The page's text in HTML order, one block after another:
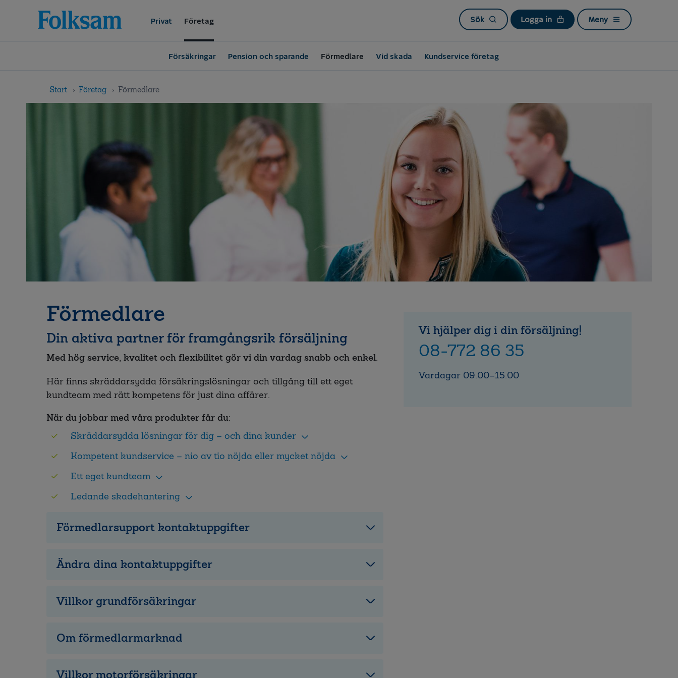
navigation
Privat Företag Sök Logga in Meny
Försäkringar Pension och sparande Förmedlare Vid skada Kundservice företag
Start Företag Förmedlare
Förmedlare
Din aktiva partner för framgångsrik försäljning
Med hög service, kvalitet och flexibilitet gör vi din vardag snabb och enkel.
Här finns skräddarsydda försäkringslösningar och tillgång till ett eget
kundteam med rätt kompetens för just dina affärer.
När du jobbar med våra produkter får du:
Skräddarsydda lösningar för dig – och dina kunder
Kompetent kundservice – nio av tio nöjda eller mycket nöjda
Ett eget kundteam
Ledande skadehantering
Förmedlarsupport kontaktuppgifter
Ändra dina kontaktuppgifter
Villkor grundförsäkringar
Om förmedlarmarknad
Villkor motorförsäkringar
Vi hjälper dig i din försäljning!
08-772 86 35
Vardagar 09.00–15.00